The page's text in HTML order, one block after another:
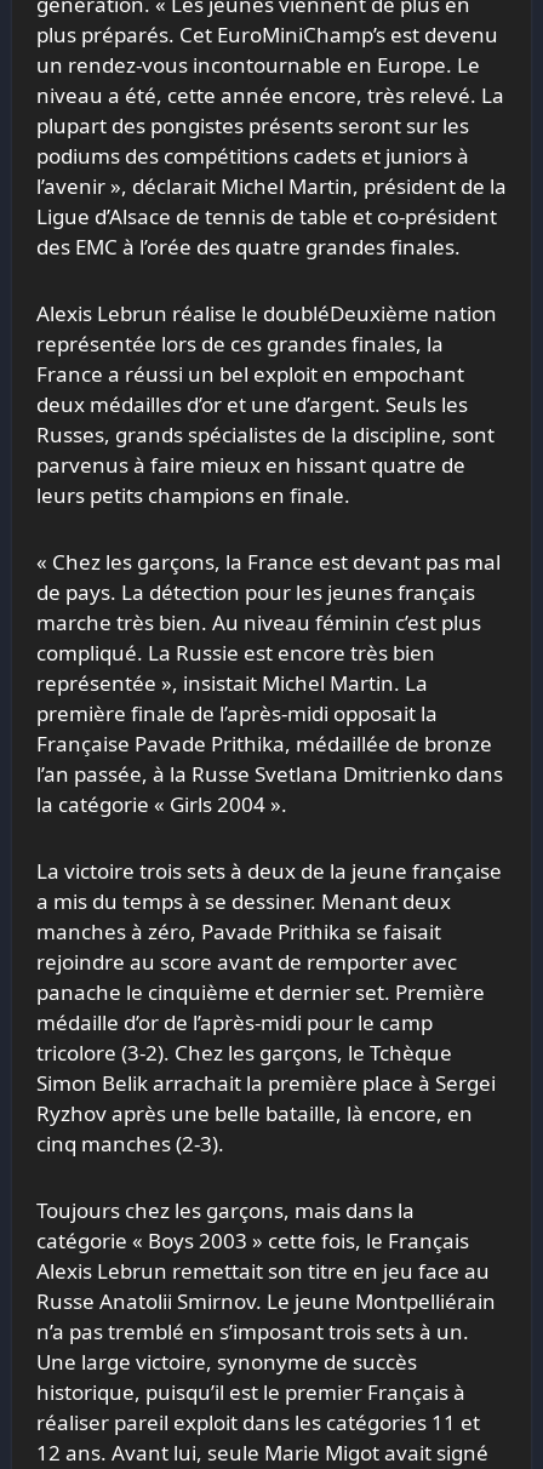
plus préparés. Cet EuroMiniChamp’s est devenu
un rendez-vous incontournable en Europe. Le
niveau a été, cette année encore, très relevé. La
plupart des pongistes présents seront sur les
podiums des compétitions cadets et juniors à
l’avenir », déclarait Michel Martin, président de la
Ligue d’Alsace de tennisde table et co-président
des EMC à l’orée des quatre grandes finales.
Alexis Lebrun réalise le doubléDeuxième nation
représentée lors de ces grandes finales, la
France a réussi un bel exploit en empochant
deux médailles d’or et une d’argent. Seuls les
Russes, grands spécialistes de la discipline, sont
parvenus à faire mieux en hissant quatre de
leurs petits champions en finale.
« Chez les garçons, la France est devant pas mal
de pays. La détection pour les jeunes français
marche très bien. Au niveau féminin c’est plus
compliqué. La Russie est encore très bien
représentée », insistait Michel Martin. La
première finale de l’après-midi opposait la
Française Pavade Prithika, médaillée de bronze
l’an passée, à la Russe Svetlana Dmitrienko dans
la catégorie « Girls 2004 ».
La victoire trois sets à deux de la jeune française
a mis du temps à se dessiner. Menant deux
manches à zéro, Pavade Prithika se faisait
rejoindre au score avant de remporter avec
panache le cinquième et dernier set. Première
médaille d’or de l’après-midi pour le camp
tricolore (3-2). Chez les garçons, le Tchèque
Simon Belik arrachait la première place à Sergei
Ryzhov après une belle bataille, là encore, en
cinq manches (2-3).
Toujours chez les garçons, mais dans la
catégorie « Boys 2003 » cette fois, le Français
Alexis Lebrun remettait son titre en jeu face au
Russe Anatolii Smirnov. Le jeune Montpelliérain
n’a pas tremblé en s’imposant trois sets à un.
Une large victoire, synonyme de succès
historique, puisqu’il est le premier Français à
réaliser pareil exploit dans les catégories 11 et
12 ans. Avant lui, seule Marie Migot avait signé